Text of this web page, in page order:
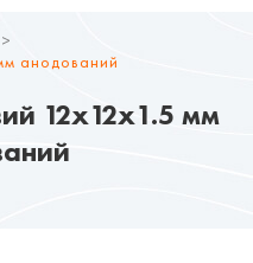
анодований
12х12х1.5 мм